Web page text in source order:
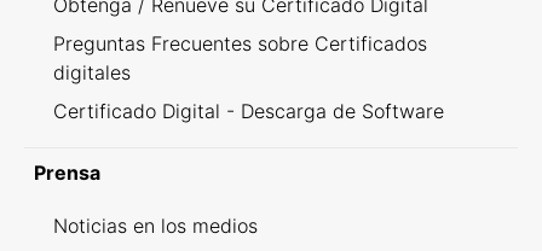
Obtenga / Renueve su Certificado Digital
Preguntas Frecuentes sobre Certificados
digitales
Certificado Digital - Descarga de Software
Prensa
Noticias en los medios